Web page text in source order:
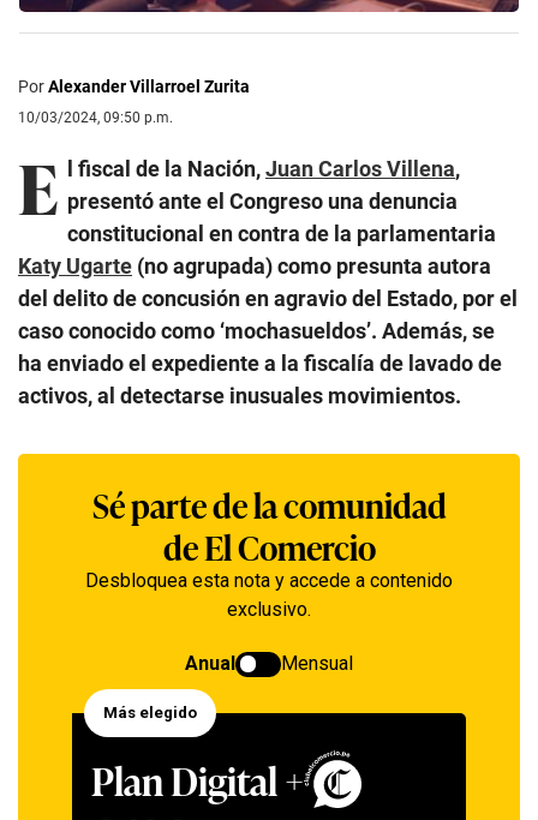
PorAlexander Villarroel Zurita
10/03/2024, 09:50 p.m.
E l fiscal de la Nación,Juan Carlos Villena,
presentó ante el Congreso una denuncia
constitucional en contra de la parlamentaria
Katy Ugarte (no agrupada) como presunta autora
del delito de concusión en agravio del Estado, por el
caso conocido como ‘mochasueldos’. Además, se
ha enviado el expediente a la fiscalía de lavado de
activos, al detectarse inusuales movimientos.